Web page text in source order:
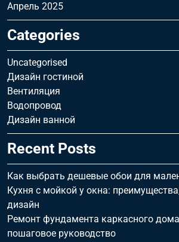
Апрель 2025
Categories
Uncategorised
Дизайн гостиной
Вентиляция
Водопровод
Дизайн ванной
Recent Posts
Как выбрать дешевые обои для
Кухня с мойкой у окна:
дизайн
Ремонт фундамента каркасного
пошаговое руководство